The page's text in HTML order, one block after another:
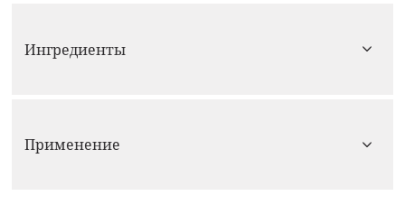
Ингредиенты
Применение